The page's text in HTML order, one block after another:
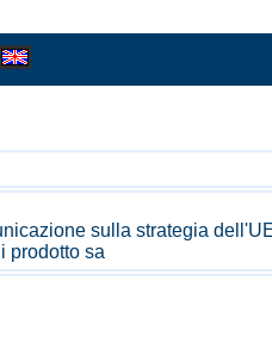
sulla strategia
prodotto sa